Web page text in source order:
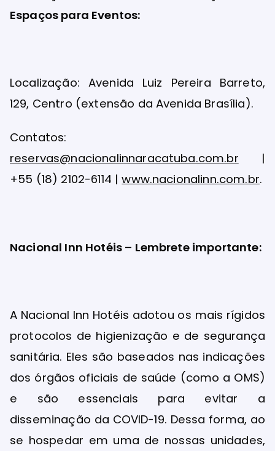
Espaços para Eventos:
Localização: Avenida Luiz Pereira Barreto,
129, Centro (extensão da Avenida Brasília).
Contatos:
reservas@nacionalinnaracatuba.com.br |
+55 (18) 2102-6114 |www.nacionalinn.com.br.
Nacional Inn Hotéis – Lembrete importante:
A Nacional Inn Hotéis adotou os mais rígidos
protocolos de higienização e de segurança
sanitária. Eles são baseados nas indicações
dos órgãos oficiais de saúde (como a OMS)
e são essenciais para evitar a
disseminação da COVID-19. Dessa forma, ao
se hospedar em uma de nossas unidades,